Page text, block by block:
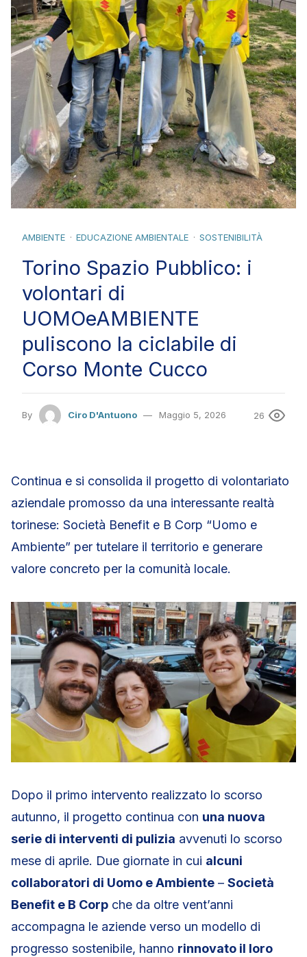
AMBIENTE EDUCAZIONE AMBIENTALE SOSTENIBILITÀ
Torino Spazio Pubblico: i
volontari di
UOMOeAMBIENTE
puliscono la ciclabile di
Corso Monte Cucco
By Ciro D'Antuono Maggio 5, 2026 26
Continua e si consolida il progetto di volontariato
aziendale promosso da una interessante realtà
torinese: Società Benefit e B Corp “Uomo e
Ambiente” per tutelare il territorio e generare
valore concreto per la comunità locale.
Dopo il primo intervento realizzato lo scorso
autunno, il progetto continua con una nuova
serie di interventi di pulizia avvenuti lo scorso
mese di aprile. Due giornate in cui alcuni
collaboratori di Uomo e Ambiente – Società
Benefit e B Corp che da oltre vent’anni
accompagna le aziende verso un modello di
progresso sostenibile, hanno rinnovato il loro